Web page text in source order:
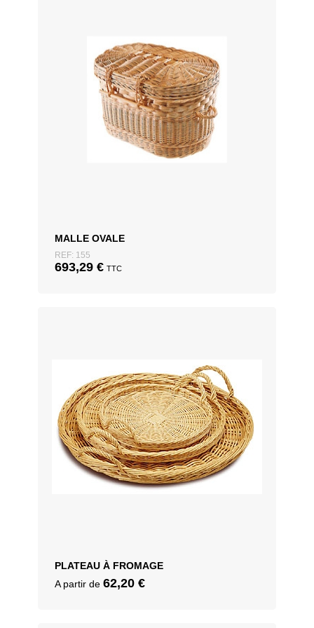
MALLE OVALE
REF: 155
693,29 € TTC
PLATEAU À FROMAGE
A partir de 62,20 €